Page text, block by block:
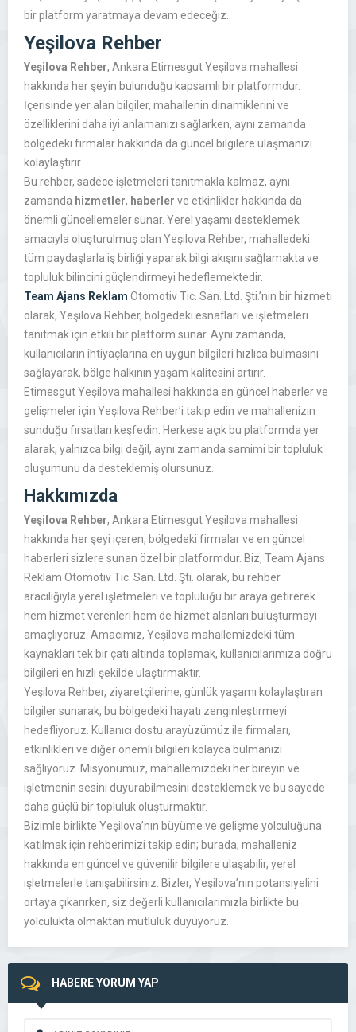
bir platform yaratmaya devam edeceğiz.
Yeşilova Rehber
Yeşilova Rehber, Ankara Etimesgut Yeşilova mahallesi
hakkında her şeyin bulunduğu kapsamlı bir platformdur.
İçerisinde yer alan bilgiler, mahallenin dinamiklerini ve
özelliklerini daha iyi anlamanızı sağlarken, aynı zamanda
bölgedeki firmalar hakkında da güncel bilgilere ulaşmanızı
kolaylaştırır.
Bu rehber, sadece işletmeleri tanıtmakla kalmaz, aynı
zamanda hizmetler, haberler ve etkinlikler hakkında da
önemli güncellemeler sunar. Yerel yaşamı desteklemek
amacıyla oluşturulmuş olan Yeşilova Rehber, mahalledeki
tüm paydaşlarla iş birliği yaparak bilgi akışını sağlamakta ve
topluluk bilincini güçlendirmeyi hedeflemektedir.
Team Ajans Reklam Otomotiv Tic. San. Ltd. Şti.’nin bir hizmeti
olarak, Yeşilova Rehber, bölgedeki esnafları ve işletmeleri
tanıtmak için etkili bir platform sunar. Aynı zamanda,
kullanıcıların ihtiyaçlarına en uygun bilgileri hızlıca bulmasını
sağlayarak, bölge halkının yaşam kalitesini artırır.
Etimesgut Yeşilova mahallesi hakkında en güncel haberler ve
gelişmeler için Yeşilova Rehber’i takip edin ve mahallenizin
sunduğu fırsatları keşfedin. Herkese açık bu platformda yer
alarak, yalnızca bilgi değil, aynı zamanda samimi bir topluluk
oluşumunu da desteklemiş olursunuz.
Hakkımızda
Yeşilova Rehber, Ankara Etimesgut Yeşilova mahallesi
hakkında her şeyi içeren, bölgedeki firmalar ve en güncel
haberleri sizlere sunan özel bir platformdur. Biz, Team Ajans
Reklam Otomotiv Tic. San. Ltd. Şti. olarak, bu rehber
aracılığıyla yerel işletmeleri ve topluluğu bir araya getirerek
hem hizmet verenleri hem de hizmet alanları buluşturmayı
amaçlıyoruz. Amacımız, Yeşilova mahallemizdeki tüm
kaynakları tek bir çatı altında toplamak, kullanıcılarımıza doğru
bilgileri en hızlı şekilde ulaştırmaktır.
Yeşilova Rehber, ziyaretçilerine, günlük yaşamı kolaylaştıran
bilgiler sunarak, bu bölgedeki hayatı zenginleştirmeyi
hedefliyoruz. Kullanıcı dostu arayüzümüz ile firmaları,
etkinlikleri ve diğer önemli bilgileri kolayca bulmanızı
sağlıyoruz. Misyonumuz, mahallemizdeki her bireyin ve
işletmenin sesini duyurabilmesini desteklemek ve bu sayede
daha güçlü bir topluluk oluşturmaktır.
Bizimle birlikte Yeşilova’nın büyüme ve gelişme yolculuğuna
katılmak için rehberimizi takip edin; burada, mahalleniz
hakkında en güncel ve güvenilir bilgilere ulaşabilir, yerel
işletmelerle tanışabilirsiniz. Bizler, Yeşilova’nın potansiyelini
ortaya çıkarırken, siz değerli kullanıcılarımızla birlikte bu
yolculukta olmaktan mutluluk duyuyoruz.
HABERE YORUM YAP